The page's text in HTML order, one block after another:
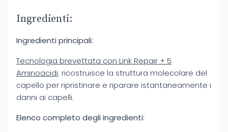
Ingredienti:
Ingredienti principali:
Tecnologia brevettata con Link Repair + 5
Aminoacidi: ricostruisce la struttura molecolare del
capello per ripristinare e riparare istantaneamente i
danni ai capelli.
Elenco completo degli ingredienti: